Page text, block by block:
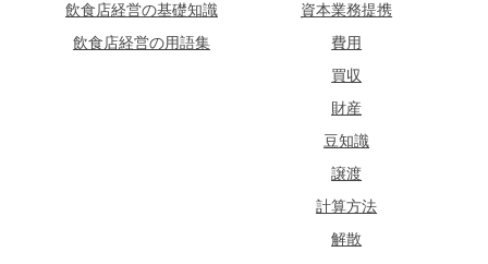
飲食店経営の基礎知識
飲食店経営の用語集
資本業務提携
費用
買収
財産
豆知識
譲渡
計算方法
解散